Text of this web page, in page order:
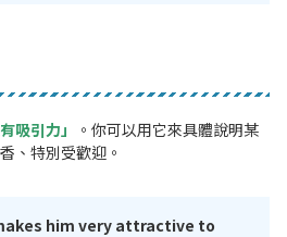
吸引力」
。你可以用它來具體說明某
、特別受歡迎。
him very attractive to